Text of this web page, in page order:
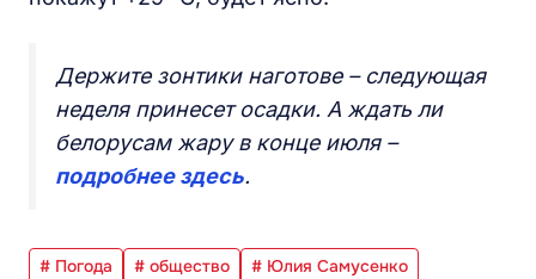
Держите зонтики наготове – следующая
неделя принесет осадки. А ждать ли
белорусам жару в конце июля –
подробнее здесь.
# Погода # общество
# Юлия Самусенко